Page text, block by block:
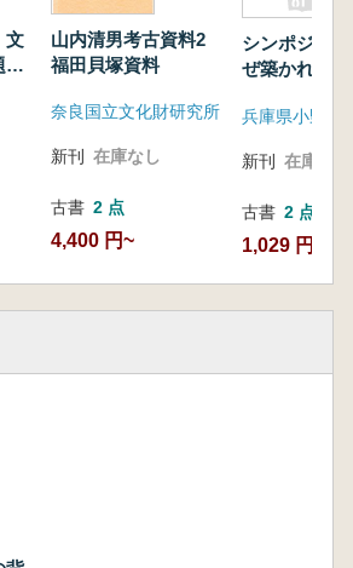
文
山内清男考古資料2
福田貝塚資料
奈良国立文化財研究所
新刊 在庫なし
古書 2 点
4,400 円~
シンポジウ
ぜ築かれた
新刊 在庫なし
古書 2 点
1,029 円~